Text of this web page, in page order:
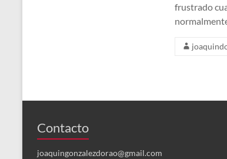
frustrado
Contacto
joaquingonzalezdorao@gmail.com